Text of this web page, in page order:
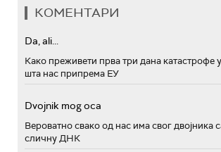
КОМЕНТАРИ
Da, ali...
Како преживети прва три дана катастрофе
шта нас припрема ЕУ
Dvojnik mog oca
Вероватно свако од нас има свог двојника
сличну ДНК